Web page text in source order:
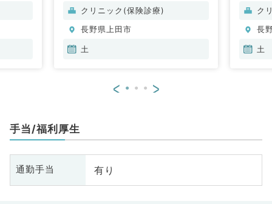
クリニック(保険診療)
長野県上田市
土
ク
長
土
< >
手当/福利厚生
通勤手当 有り